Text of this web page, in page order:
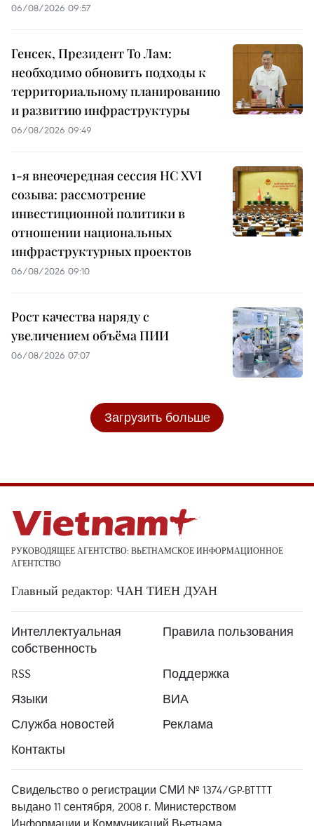
06/08/2026 09:57
Генсек, Президент То Лам:
необходимо обновить подходы к
территориальному планированию
и развитию инфраструктуры
06/08/2026 09:49
1-я внеочередная сессия НС XVI
созыва: рассмотрение
инвестиционной политики в
отношении национальных
инфраструктурных проектов
06/08/2026 09:10
Рост качества наряду с
увеличением объёма ПИИ
06/08/2026 07:07
Загрузить больше
РУКОВОДЯЩЕЕ АГЕНТСТВО: ВЬЕТНАМСКОЕ ИНФОРМАЦИОННОЕ
АГЕНТСТВО
Главный редактор: ЧАН ТИЕН ДУАН
Интеллектуальная
собственность
Правила пользования
RSS
Поддержка
Языки
ВИА
Служба новостей
Реклама
Контакты
Свидельство о регистрации СМИ № 1374/GP-BTTTT
выдано 11 сентября, 2008 г. Министерством